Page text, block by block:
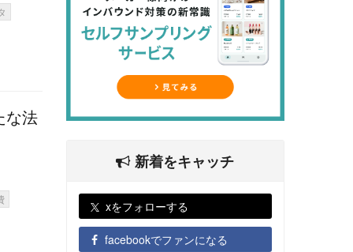
な法
新着をキャッチ
xをフォローする
facebookでファンになる